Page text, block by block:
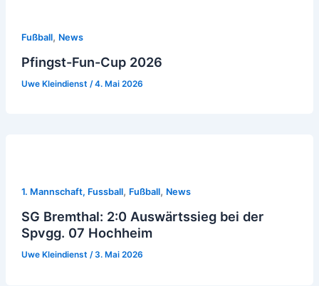
Fußball, News
Pfingst-Fun-Cup 2026
Uwe Kleindienst /4. Mai 2026
1. Mannschaft, Fussball, Fußball, News
SG Bremthal: 2:0 Auswärtssieg bei der
Spvgg. 07 Hochheim
Uwe Kleindienst /3. Mai 2026